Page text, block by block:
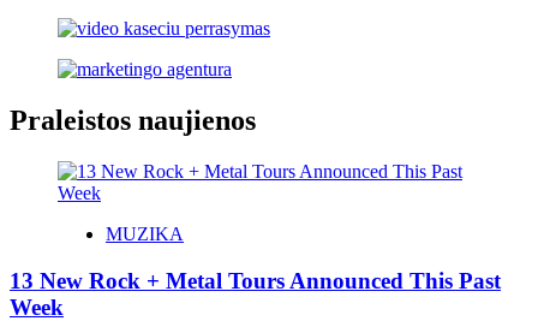
Praleistos naujienos
MUZIKA
13 New Rock + Metal Tours Announced This Past
Week